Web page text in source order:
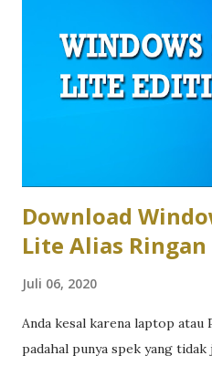
plastik atau kombinasi plastik-
yang lebih variatif, cocok
segar dan kasual. Asus
konstruksi aluminium unibody
...
Download
Lite Alias Ringan
Juli 06, 2020
Anda kesal karena laptop atau
padahal punya spek yang tidak